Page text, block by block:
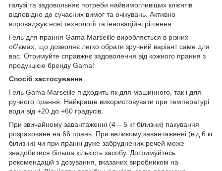
галузі та задовольняє потреби найвимогливіших клієнтів
відповідно до сучасних вимог та очікувань. Активно
впроваджує нові технології та інноваційні рішення.
Гель для прання Gama Marseille виробляється в різних
об’ємах, що дозволяє легко обрати зручний варіант саме для
вас. Отримуйте справжнє задоволення від кожного прання з
продукцією бренду Gama!
Спосіб застосування
Гель Gama Marseille підходить як для машинного, так і для
ручного прання. Найкраще використовувати при температурі
води від +20 до +60 градусів.
При звичайному завантаженні (4 – 5 кг білизни) пакування
розраховане на 66 прань. При великому завантаженні (від 6 кг
білизни) чи при пранні дуже забруднених речей може
знадобитися більша кількість засобу. Дотримуйтесь
рекомендацій з дозування, вказаних виробником на